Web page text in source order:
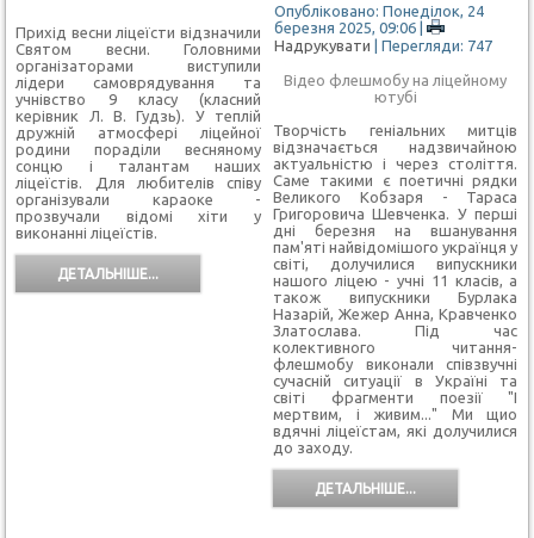
Прихід весни ліцеїсти відзначили
Святом весни. Головними
організаторами виступили
лідери самоврядування та
учнівство 9 класу (класний
керівник Л. В. Гудзь). У теплій
дружній атмосфері ліцейної
родини пораділи весняному
сонцю і талантам наших
ліцеїстів. Для любителів співу
організували караоке -
прозвучали відомі хіти у
виконанні ліцеїстів.
ДЕТАЛЬНІШЕ...
Опубліковано: Понеділок, 24
березня 2025, 09:06|
Надрукувати | Перегляди: 747
Відео флешмобу на ліцейному
ютубі
Творчість геніальних митців
відзначається надзвичайною
актуальністю і через століття.
Саме такими є поетичні рядки
Великого Кобзаря - Тараса
Григоровича Шевченка. У перші
дні березня на вшанування
пам'яті найвідомішого українця у
світі, долучилися випускники
нашого ліцею - учні 11 класів, а
також випускники Бурлака
Назарій, Жежер Анна, Кравченко
Златослава. Під час
колективного читання-
флешмобу виконали співзвучні
сучасній ситуації в Україні та
світі фрагменти поезії "І
мертвим, і живим..." Ми щио
вдячні ліцеїстам, які долучилися
до заходу.
ДЕТАЛЬНІШЕ...